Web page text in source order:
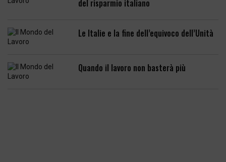
del risparmio italiano
Le Italie e la fine dell’equivoco dell’Unità
Quando il lavoro non basterà più